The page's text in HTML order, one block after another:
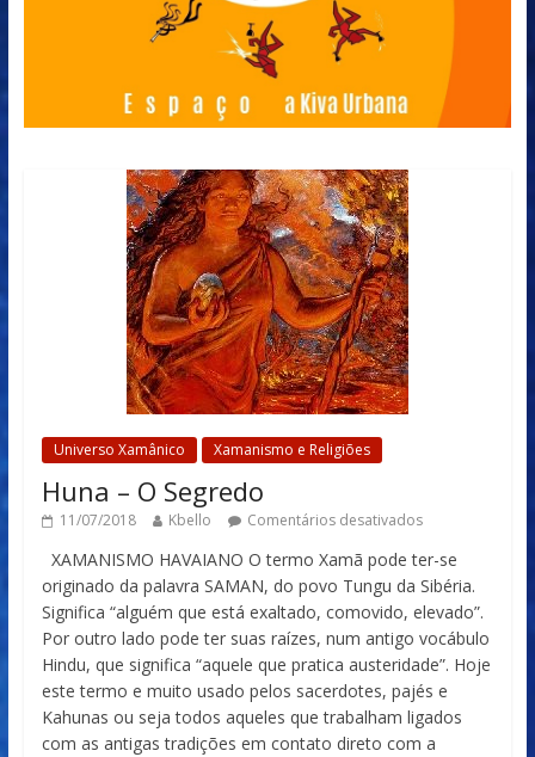
Universo Xamânico Xamanismo e Religiões
Huna – O Segredo
11/07/2018 Kbello Comentários desativados
XAMANISMO HAVAIANO O termo Xamã pode ter-se
originado da palavra SAMAN, do povo Tungu da Sibéria.
Significa “alguém que está exaltado, comovido, elevado”.
Por outro lado pode ter suas raízes, num antigo vocábulo
Hindu, que significa “aquele que pratica austeridade”. Hoje
este termo e muito usado pelos sacerdotes, pajés e
Kahunas ou seja todos aqueles que trabalham ligados
com as antigas tradições em contato direto com a